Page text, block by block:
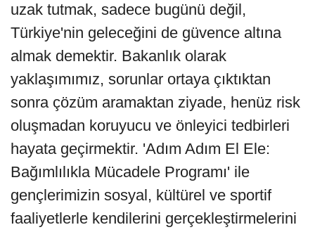
uzak tutmak, sadece bugünü değil,
Türkiye'nin geleceğini de güvence altına
almak demektir. Bakanlık olarak
yaklaşımımız, sorunlar ortaya çıktıktan
sonra çözüm aramaktan ziyade, henüz risk
oluşmadan koruyucu ve önleyici tedbirleri
hayata geçirmektir. 'Adım Adım El Ele:
Bağımlılıkla Mücadele Programı' ile
gençlerimizin sosyal, kültürel ve sportif
faaliyetlerle kendilerini gerçekleştirmelerini